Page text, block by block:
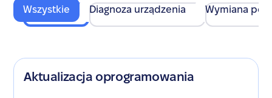
Wszystkie Diagnoza urządzenia Wymiana
Aktualizacja oprogramowania